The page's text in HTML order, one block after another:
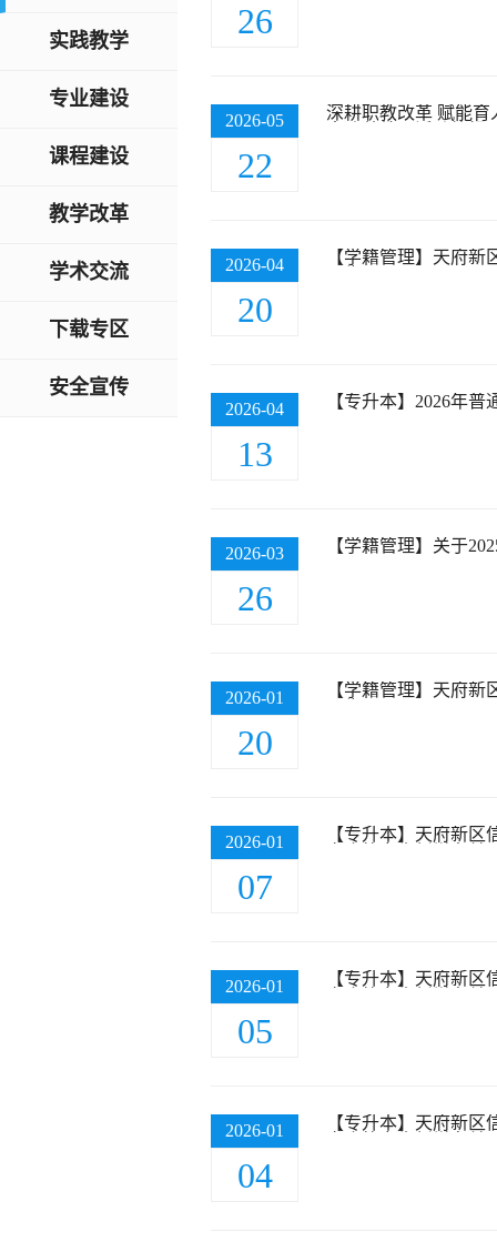
实践教学
专业建设
课程建设
教学改革
学术交流
下载专区
安全宣传
26
2026-05
22
深耕职教改革 赋能
2026-04
20
【学籍管理】天府
2026-04
13
【专升本】2026年
2026-03
26
【学籍管理】关于
2026-01
20
【学籍管理】天府
2026-01
07
【专升本】天府新
2026-01
05
【专升本】天府新
2026-01
04
【专升本】天府新